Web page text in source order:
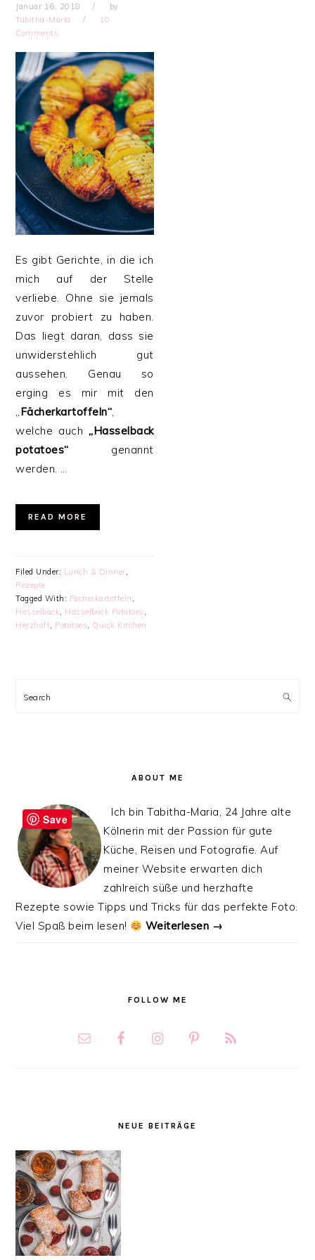
Januar 16, 2018
by
Tabitha-Maria
10
Comments
Es gibt Gerichte, in die ich
mich auf der Stelle
verliebe. Ohne sie jemals
zuvor probiert zu haben.
Das liegt daran, dass sie
unwiderstehlich gut
aussehen. Genau so
erging es mir mit den
„ Fächerkartoffeln“,
welche auch„Hasselback
potatoes“ genannt
werden. …
READ MORE
Filed Under: Lunch & Dinner,
Rezepte
Tagged With: Fächerkartoffeln ,
Hasselback, Hasselback Potatoes ,
Herzhaft, Potatoes, Quick Kitchen
SIDEBAR
Search
ABOUT ME
Ich bin Tabitha-Maria, 24 Jahre alte
Kölnerin mit der Passion für gute
Küche, Reisen und Fotografie. Auf
meiner Website erwarten dich
zahlreich süße und herzhafte
Rezepte sowie Tipps und Tricks für das perfekte Foto.
Viel Spaß beim lesen!
Weiterlesen →
FOLLOW ME
NEUE BEITRÄGE
Save